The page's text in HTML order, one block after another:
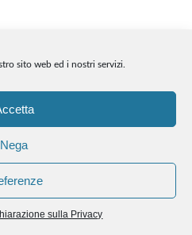
sito web ed i nostri servizi.
Nega
sulla Privacy